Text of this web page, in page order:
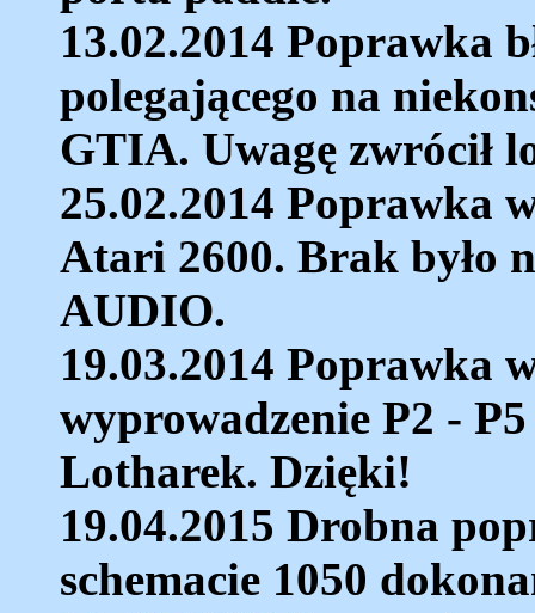
13.02.2014 Poprawka
polegającego na
GTIA. Uwagę zwrócił
25.02.2014 Poprawka
Atari 2600. Brak było
AUDIO.
19.03.2014 Poprawka
wyprowadzenie P2 -
Lotharek. Dzięki!
19.04.2015 Drobna
schemacie 1050